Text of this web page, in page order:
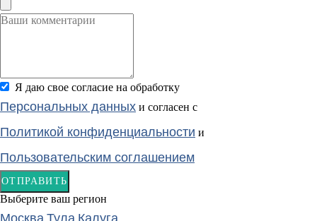
Я даю свое согласие на обработку
Персональных данных и согласен с
Политикой конфиденциальности и
Пользовательским соглашением
ОТПРАВИТЬ
Выберите ваш регион